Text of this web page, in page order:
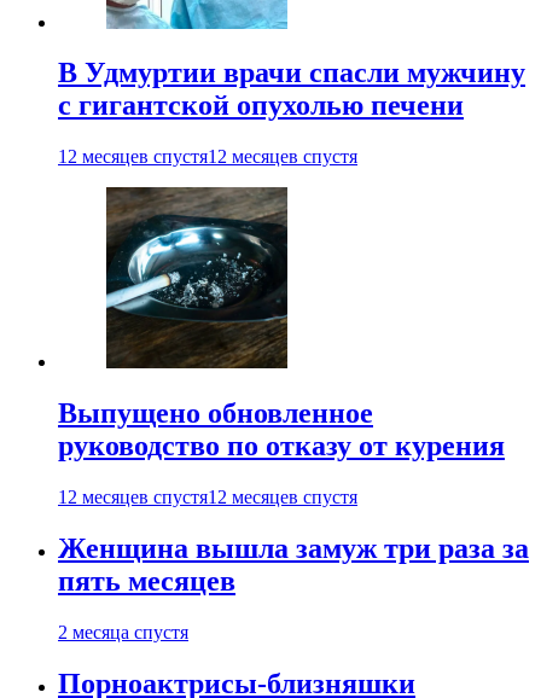
В Удмуртии врачи спасли мужчину
с гигантской опухолью печени
12 месяцев спустя12 месяцев спустя
Выпущено обновленное
руководство по отказу от курения
12 месяцев спустя12 месяцев спустя
Женщина вышла замуж три раза за
пять месяцев
2 месяца спустя
Порноактрисы-близняшки